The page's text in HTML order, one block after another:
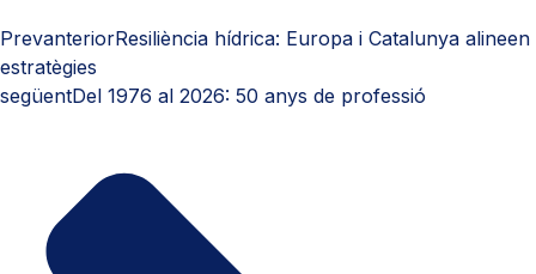
PrevanteriorResiliència hídrica: Europa i Catalunya alineen
estratègies
següentDel 1976 al 2026: 50 anys de professió